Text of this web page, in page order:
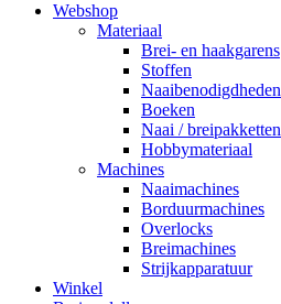
Webshop
Materiaal
Brei- en haakgarens
Stoffen
Naaibenodigdheden
Boeken
Naai / breipakketten
Hobbymateriaal
Machines
Naaimachines
Borduurmachines
Overlocks
Breimachines
Strijkapparatuur
Winkel